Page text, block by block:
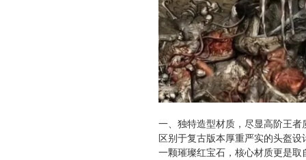
一、独特造型材质，尽显高阶王者
区别于复古版本厚重严实的头盔
一颗璀璨红宝石，核心材质更是